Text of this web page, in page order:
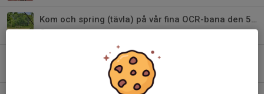
Kom och spring (tävla) på vår fina OCR-bana den 5 september!
2 aug, 18:18 0
0